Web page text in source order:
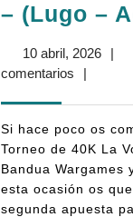
– (Lugo –
10 abril, 202610|
comentarios
|
Si hace poco os
Torneo de 40K La
Bandua Wargames
esta ocasión os
segunda apuesta